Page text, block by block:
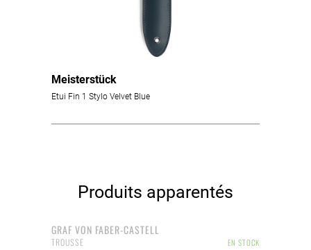
Meisterstück
Etui Fin 1 Stylo Velvet Blue
Produits apparentés
GRAF VON FABER-CASTELL
EN STOCK
TROUSSE